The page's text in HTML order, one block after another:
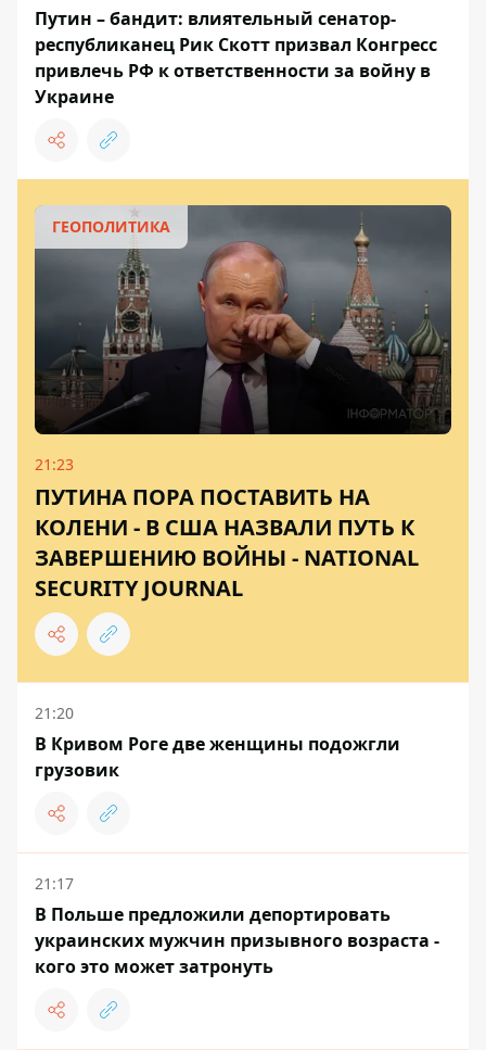
Путин – бандит: влиятельный сенатор-
республиканец Рик Скотт призвал Конгресс
привлечь РФ к ответственности за войну в
Украине
ГЕОПОЛИТИКА
21:23
ПУТИНА ПОРА ПОСТАВИТЬ НА
КОЛЕНИ - В США НАЗВАЛИ ПУТЬ К
ЗАВЕРШЕНИЮ ВОЙНЫ - NATIONAL
SECURITY JOURNAL
21:20
В Кривом Роге две женщины подожгли
грузовик
21:17
В Польше предложили депортировать
украинских мужчин призывного возраста -
кого это может затронуть